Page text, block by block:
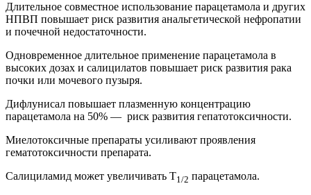
Длительное совместное использование парацетамола и других
НПВП повышает риск развития анальгетической нефропатии
и почечной недостаточности.
Одновременное длительное применение парацетамола в
высоких дозах и салицилатов повышает риск развития рака
почки или мочевого пузыря.
Дифлунисал повышает плазменную концентрацию
парацетамола на 50% — риск развития гепатотоксичности.
Миелотоксичные препараты усиливают проявления
гематотоксичности препарата.
Салициламид может увеличивать T1/2 парацетамола.